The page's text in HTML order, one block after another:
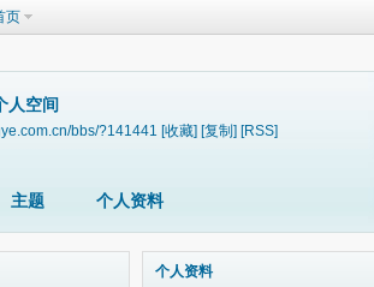
页
人空间
bbs/?141441 [收藏] [复制] [RSS]
主题 个人资料
个人资料